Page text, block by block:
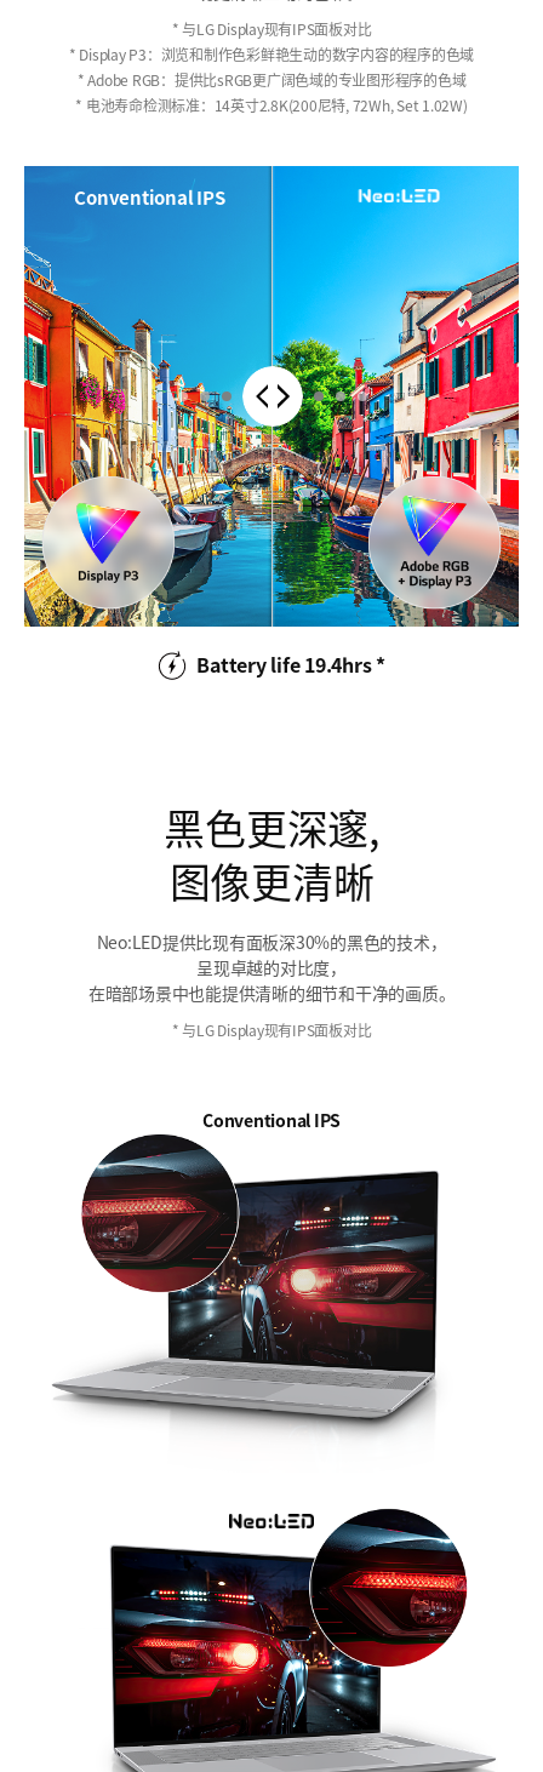
* 与LG Display现有IPS面板对比
* Display P3：浏览和制作色彩鲜艳生动的数字内容的程序的色域
* Adobe RGB：提供比sRGB更广阔色域的专业图形程序的色域
* 电池寿命检测标准：14英寸2.8K(200尼特, 72Wh, Set 1.02W)
Conventional IPS
Compare contents by dragging
Battery life 19.4hrs *
黑色更深邃,
图像更清晰
Neo:LED提供比现有面板深30%的黑色的技术，
呈现卓越的对比度，
在暗部场景中也能提供清晰的细节和干净的画质。
* 与LG Display现有IPS面板对比
Conventional IPS